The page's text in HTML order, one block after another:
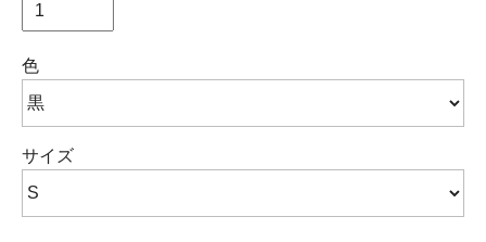
色
サイズ